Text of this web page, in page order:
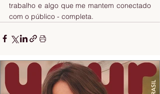
trabalho e algo que me mantem conectado
com o público - completa.